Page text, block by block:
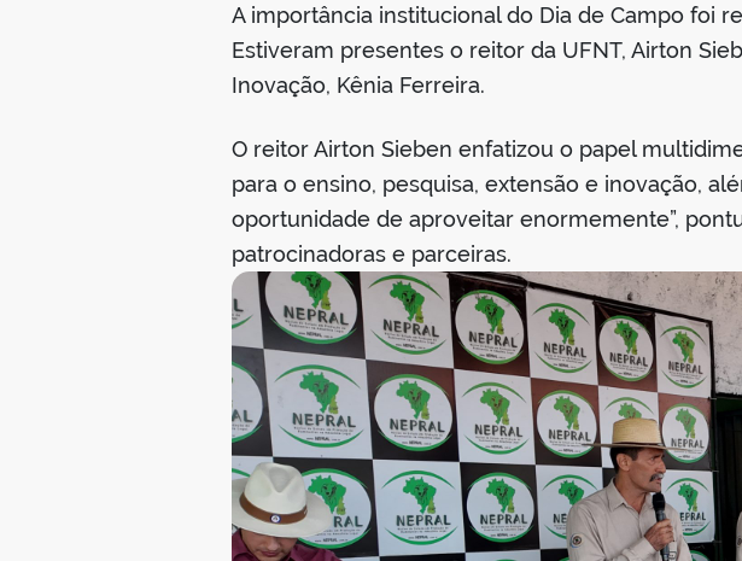
A importância institucional do Dia de Campo foi
Estiveram presentes o reitor da UFNT, Airton
Inovação, Kênia Ferreira.
O reitor Airton Sieben enfatizou o papel
para o ensino, pesquisa, extensão e inovação,
oportunidade de aproveitar enormemente”,
patrocinadoras e parceiras.